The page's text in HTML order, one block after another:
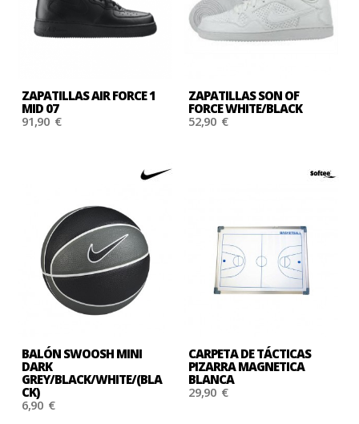
ZAPATILLAS AIR FORCE 1
MID 07
91,90 €
ZAPATILLAS SON OF
FORCE WHITE/BLACK
52,90 €
BALÓN SWOOSH MINI
DARK
GREY/BLACK/WHITE/(BLA
CK)
6,90 €
CARPETA DE TÁCTICAS
PIZARRA MAGNETICA
BLANCA
29,90 €